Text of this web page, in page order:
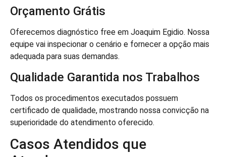
Orçamento Grátis
Oferecemos diagnóstico free em Joaquim Egidio. Nossa
equipe vai inspecionar o cenário e fornecer a opção mais
adequada para suas demandas.
Qualidade Garantida nos Trabalhos
Todos os procedimentos executados possuem
certificado de qualidade, mostrando nossa convicção na
superioridade do atendimento oferecido.
Casos Atendidos que